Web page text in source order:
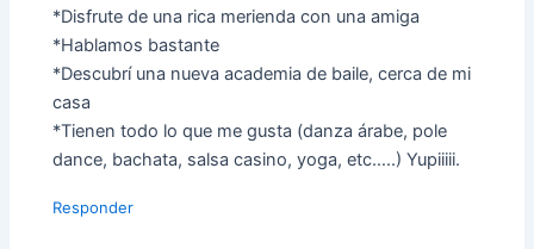
*Disfrute de una rica merienda con una amiga
*Hablamos bastante
*Descubrí una nueva academia de baile, cerca de mi
casa
*Tienen todo lo que me gusta (danza árabe, pole
dance, bachata, salsa casino, yoga, etc…..) Yupiiiii.
Responder